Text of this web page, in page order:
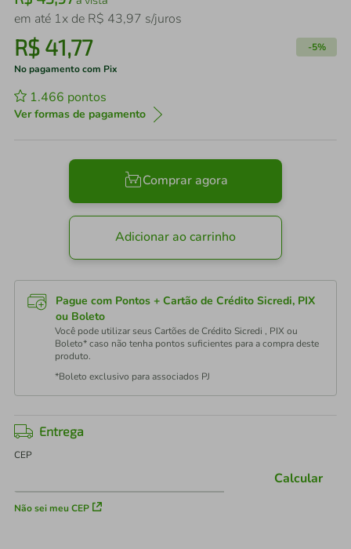
em até 1x de R$ 43,97 s/juros
R$ 41,77 -5%
No pagamento com Pix
1.466 pontos
Ver formas de pagamento
Comprar agora
Adicionar ao carrinho
Pague com Pontos + Cartão de Crédito Sicredi, PIX
ou Boleto
Você pode utilizar seus Cartões de Crédito Sicredi , PIX ou
Boleto* caso não tenha pontos suficientes para a compra deste
produto.
*Boleto exclusivo para associados PJ
Entrega
CEP
Não sei meu CEP
Calcular